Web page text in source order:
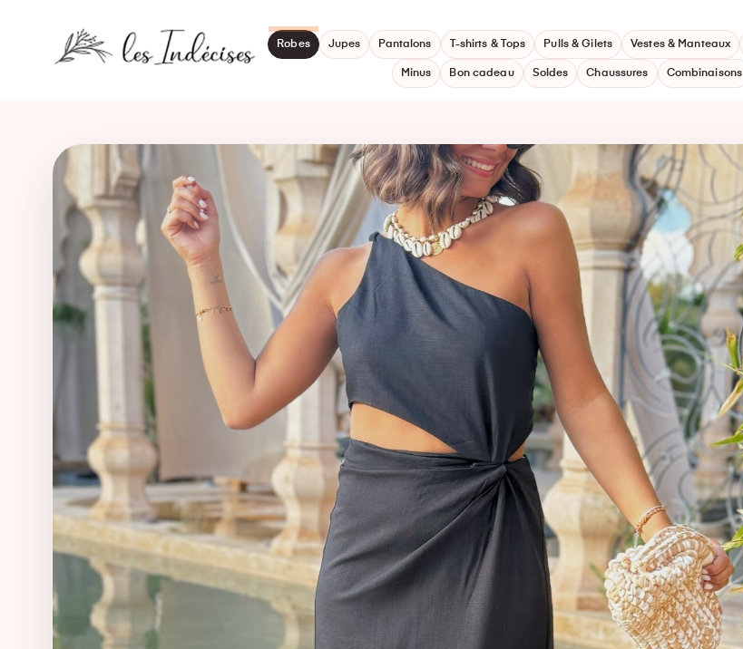
Robes Jupes Pantalons T-shirts & Tops Pulls & Gilets Vestes & Manteaux
Minus Bon cadeau Soldes Chaussures Combinaisons